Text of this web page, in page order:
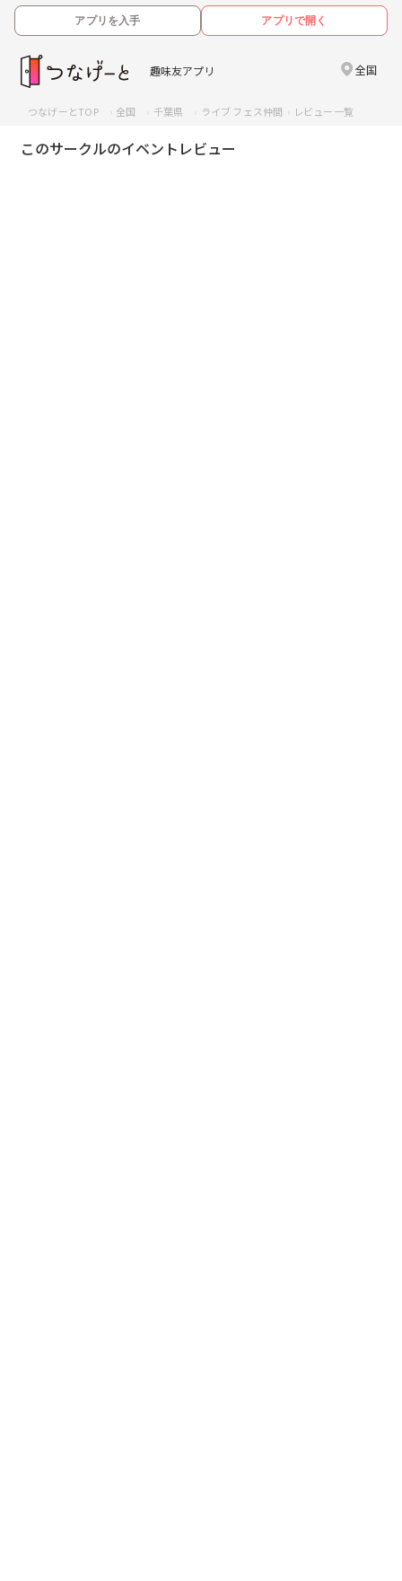
アプリを入手 アプリで開く
趣味友アプリ 全国
つなげーとTOP 全国 千葉県 ライブ フェス仲間 レビュー一覧
このサークルのイベントレビュー